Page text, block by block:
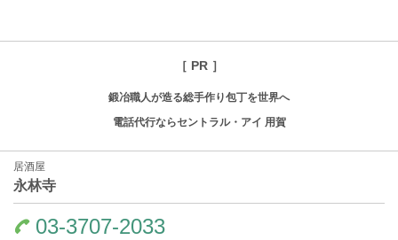
［ PR ］
鍛冶職人が造る総手作り包丁を世界へ
電話代行ならセントラル・アイ 用賀
居酒屋
永林寺
03-3707-2033